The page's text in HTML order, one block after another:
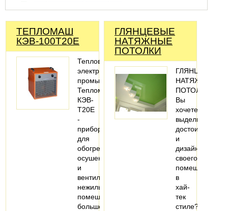
ТЕПЛОМАШ
КЭВ-100Т20Е
Тепловентилятор
электрический
промышленный
Тепломаш
КЭВ-
Т20E
-
прибор
для
обогрева,
осушения
и
вентиляции
нежилых
помещений
большой
ГЛЯНЦЕВЫЕ
НАТЯЖНЫЕ
ПОТОЛКИ
ГЛЯНЦЕВЫЕ
НАТЯЖНЫЕ
ПОТОЛКИ
Вы
хочете
выделить
достоинства
и
дизайн
своего
помещения
в
хай-
тек
стиле?